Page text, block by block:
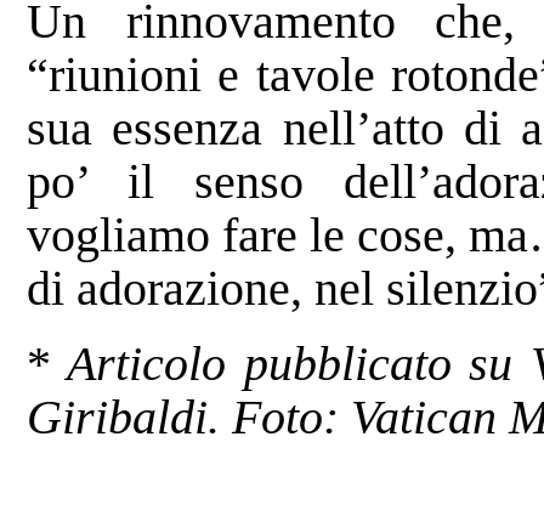
Un rinnovamento
“riunioni e tavole
sua essenza nell’atto di
po’ il senso
vogliamo fare le cose,
di adorazione, nel
* Articolo pubblicato su
Giribaldi. Foto: Vatican